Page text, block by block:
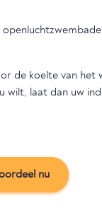
de koelte van het
laat dan uw
nu